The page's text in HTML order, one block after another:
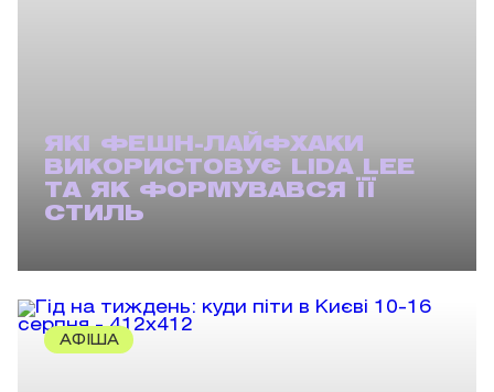
ЯКІ ФЕШН-ЛАЙФХАКИ
ВИКОРИСТОВУЄ LIDA LEE
ТА ЯК ФОРМУВАВСЯ ЇЇ
СТИЛЬ
АФІША